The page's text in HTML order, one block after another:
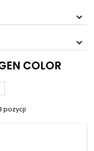
COLOR
pozycji